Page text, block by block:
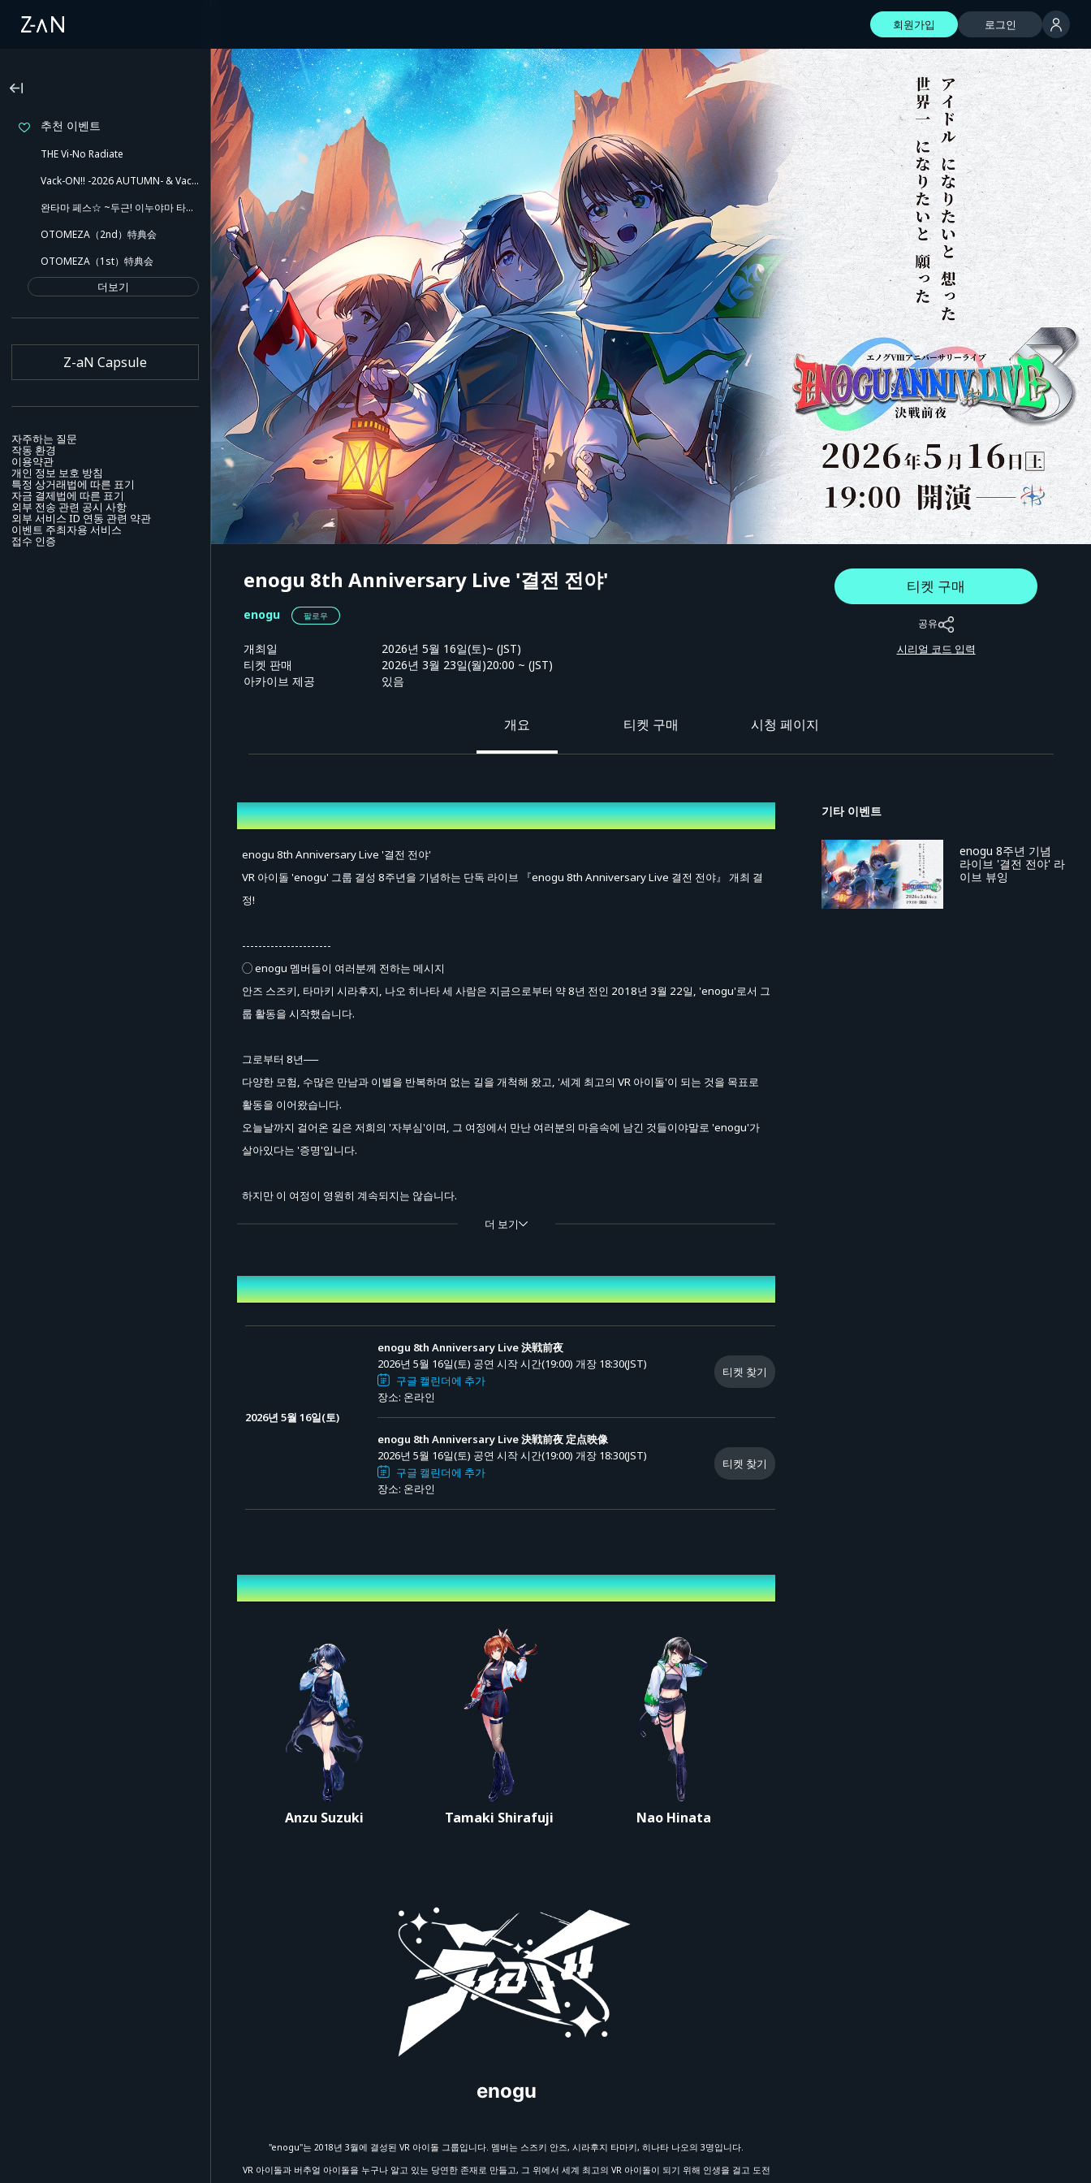
회원가입 로그인
추천 이벤트
THE Vi-No Radiate
Vack-ON!! -2026 AUTUMN- & Vack-ON!! -Blink side-
완타마 페스☆ ~두근! 이누야마 타마키와 유쾌한 동료들!! 깜짝 노출도 있어~
OTOMEZA（2nd）特典会
OTOMEZA（1st）特典会
더보기
Z-aN Capsule
자주하는 질문
작동 환경
이용약관
개인 정보 보호 방침
특정 상거래법에 따른 표기
자금 결제법에 따른 표기
외부 전송 관련 공시 사항
외부 서비스 ID 연동 관련 약관
이벤트 주최자용 서비스
접수 인증
enogu 8th Anniversary Live '결전 전야'
enogu 팔로우
개최일
2026년 5월 16일(토)~ (JST)
티켓 판매
2026년 3월 23일(월)20:00 ~ (JST)
아카이브 제공
있음
티켓 구매
공유
시리얼 코드 입력
개요 티켓 구매 시청 페이지
개요
enogu 8th Anniversary Live '결전 전야'
VR 아이돌 'enogu' 그룹 결성 8주년을 기념하는 단독 라이브 『enogu 8th Anniversary Live 결전 전야』 개최 결
정!
----------------------
◯ enogu 멤버들이 여러분께 전하는 메시지
안즈 스즈키, 타마키 시라후지, 나오 히나타 세 사람은 지금으로부터 약 8년 전인 2018년 3월 22일, 'enogu'로서 그
룹 활동을 시작했습니다.
그로부터 8년──
다양한 모험, 수많은 만남과 이별을 반복하며 없는 길을 개척해 왔고, '세계 최고의 VR 아이돌'이 되는 것을 목표로
활동을 이어왔습니다.
오늘날까지 걸어온 길은 저희의 '자부심'이며, 그 여정에서 만난 여러분의 마음속에 남긴 것들이야말로 'enogu'가
살아있다는 '증명'입니다.
하지만 이 여정이 영원히 계속되지는 않습니다.
"세계 최고의 VR 아이돌이 되어" 그 너머로 나아가느냐.
저희에게 '세계 최고의 VR 아이돌'이 되는 것은 결코 꿈 같은 것이 아니라, 인생을 건 목표입니다.
'결전'의 날이 바로 코앞까지 다가왔다, 그렇게 느끼고 있습니다.
『enogu 8th Anniversary Live 결전 전야』
저희의 각오, 그리고 진심을 들어주세요.
여러분의 방문을 진심으로 기다리고 있겠습니다!
본 공연을 시청하신 후, 만약 저희의 퍼포먼스에서 구매하신 티켓 가격 이상의 가치를 느끼셨다면 시청 후에 '부스트
티켓'을 구매해 주시기 바랍니다.
* 부스트 티켓은 각종 시청 티켓을 구매하신 분들에 한해 판매가 시작됩니다.
* 본 공연은 라이브 뷰잉 행사장도 마련될 예정입니다. 자세한 내용은 enogu 공식 홈페이지 및 X(구 트위터) 발표를
2026년 3월 23일(월) 20:00 - 2026년 7월 15일(수) 20:00
<티켓 종류>
더 보기
개최일시
2026년 5월 16일(토)
enogu 8th Anniversary Live 決戦前夜
2026년 5월 16일(토) 공연 시작 시간(19:00) 개장 18:30(JST)
구글 캘린더에 추가
장소: 온라인
티켓 찾기
enogu 8th Anniversary Live 決戦前夜 定点映像
2026년 5월 16일(토) 공연 시작 시간(19:00) 개장 18:30(JST)
구글 캘린더에 추가
장소: 온라인
티켓 찾기
출연자
Anzu Suzuki Tamaki Shirafuji Nao Hinata
enogu
"enogu"는 2018년 3월에 결성된 VR 아이돌 그룹입니다. 멤버는 스즈키 안즈, 시라후지 타마키, 히나타 나오의 3명입니다.
VR 아이돌과 버추얼 아이돌을 누구나 알고 있는 당연한 존재로 만들고, 그 위에서 세계 최고의 VR 아이돌이 되기 위해 인생을 걸고 도전
기타 이벤트
enogu 8주년 기념
라이브 '결전 전야' 라
이브 뷰잉